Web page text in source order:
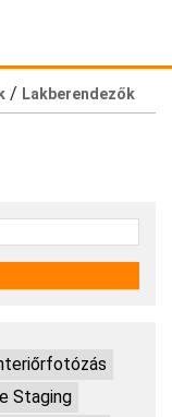
/ Lakberendezők
Staging